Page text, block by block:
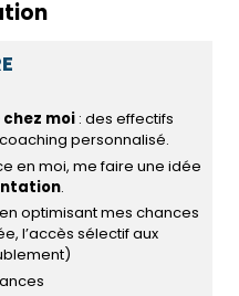
moi : des effectifs
personnalisé.
en moi, me faire une idée
.
en optimisant mes chances
l’accès sélectif aux